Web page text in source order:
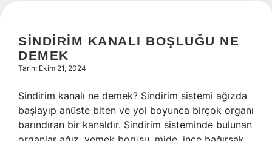
SINDIRIM KANALI BOŞLUĞU NE
DEMEK
Tarih: Ekim 21, 2024
Sindirim kanalı ne demek? Sindirim sistemi ağızda
başlayıp anüste biten ve yol boyunca birçok organı
barındıran bir kanaldır. Sindirim sisteminde bulunan